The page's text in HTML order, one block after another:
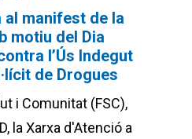
al manifest de la
motiu del Dia
l’Ús Indegut
de Drogues
i Comunitat (FSC),
la Xarxa d'Atenció a